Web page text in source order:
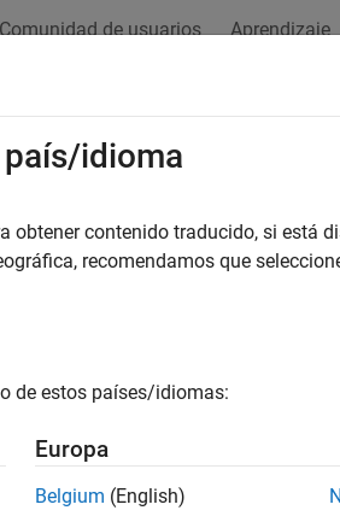
Comunidad de usuarios Aprendizaje
Ordenar poridioma
obtener contenido traducido, si está
recomendamos que
de estos países/idiomas:
Europa
Belgium (English)